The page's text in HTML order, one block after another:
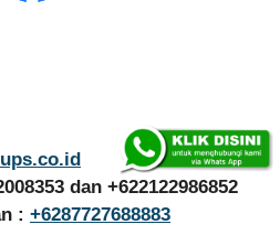
dan +622122986852
: +6287727688883